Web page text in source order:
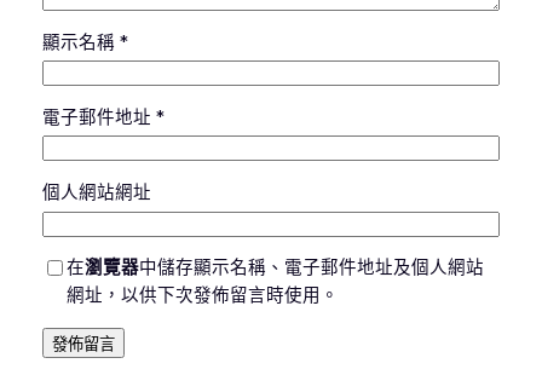
顯示名稱 *
電子郵件地址 *
個人網站網址
在瀏覽器中儲存顯示名稱、電子郵件地址及個人網站
網址，以供下次發佈留言時使用。